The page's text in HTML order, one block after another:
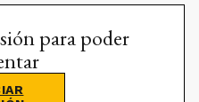
para poder